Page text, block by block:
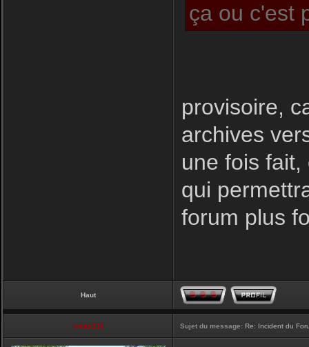
ça ou c'est
provisoire,
archives
une fois
qui
forum plus
Haut
vmax330 Sujet du message: Re: Incident du